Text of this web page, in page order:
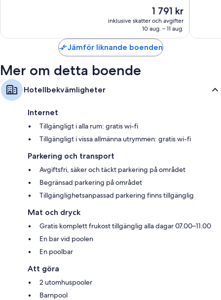
Lyxtoalettartiklar, bidéer och hårtorkar
50-tums smart-tv med Netflix, streamingtjänster och digitalkanaler
Garderober, en personlig kock och vattenkokare
Priset
är
1 791 kr
1 791 kr
inklusive skatter och avgifter
10 aug. – 11 aug.
Jämför liknande boenden
Mer om detta boende
Hotellbekvämligheter
Internet
Tillgängligt i alla rum: gratis wi-fi
Tillgängligt i vissa allmänna utrymmen: gratis wi-fi
Parkering och transport
Avgiftsfri, säker och täckt parkering på området
Begränsad parkering på området
Tillgänglighetsanpassad parkering finns tillgänglig
Mat och dryck
Gratis komplett frukost tillgänglig alla dagar 07.00–11.00
En bar vid poolen
En poolbar
Att göra
2 utomhuspooler
Barnpool